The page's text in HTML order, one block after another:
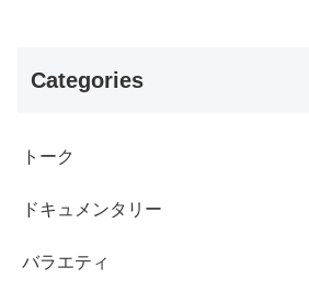
Categories
トーク
ドキュメンタリー
バラエティ